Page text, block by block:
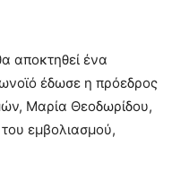
αποκτηθεί ένα
έδωσε η πρόεδρος
Μαρία Θεοδωρίδου,
εμβολιασμού,